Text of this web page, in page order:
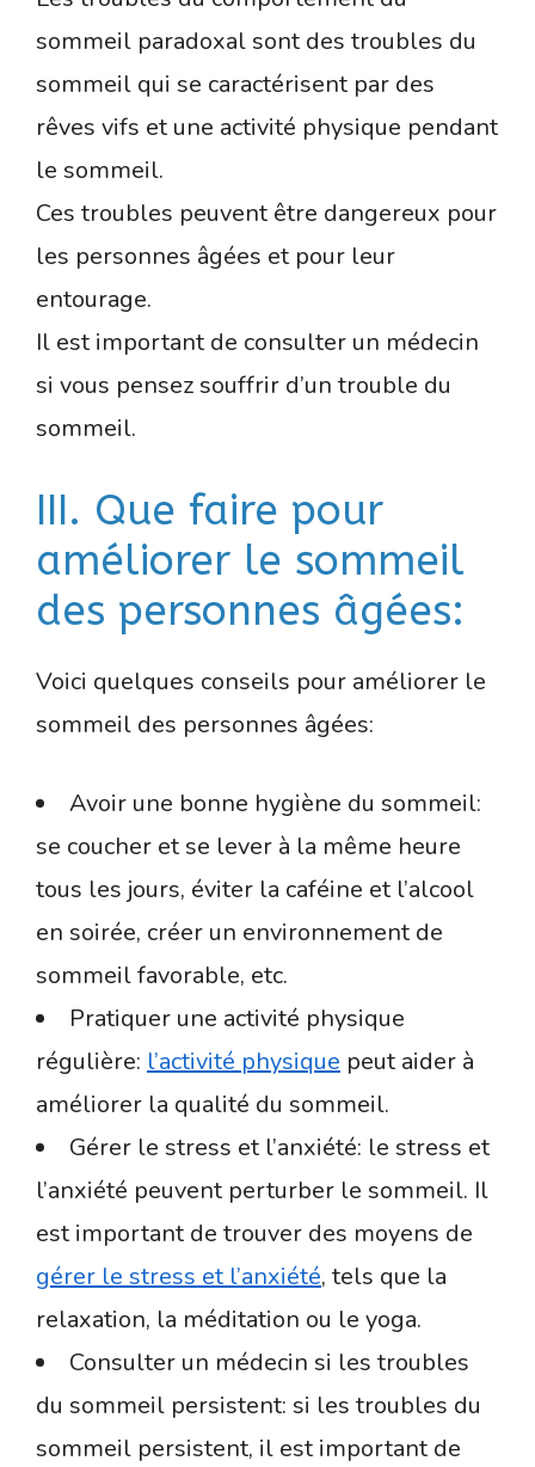
sommeil paradoxal sont des troubles du
sommeil qui se caractérisent par des
rêves vifs et une activité physique pendant
le sommeil.
Ces troubles peuvent être dangereux pour
les personnes âgées et pour leur
entourage.
Il est important de consulter un médecin
si vous pensez souffrir d’un trouble du
sommeil.
III. Que faire pour
améliorer le sommeil
des personnes âgées:
Voici quelques conseils pour améliorer le
sommeil des personnes âgées:
Avoir une bonne hygiène du sommeil:
se coucher et se lever à la même heure
tous les jours, éviter la caféine et l’alcool
en soirée, créer un environnement de
sommeil favorable, etc.
Pratiquer une activité physique
régulière: l’activité physique peut aider à
améliorer la qualité du sommeil.
Gérer le stress et l’anxiété: le stress et
l’anxiété peuvent perturber le sommeil. Il
est important de trouver des moyens de
gérer le stress et l’anxiété, tels que la
relaxation, la méditation ou le yoga.
Consulter un médecin si les troubles
du sommeil persistent: si les troubles du
sommeil persistent, il est important de